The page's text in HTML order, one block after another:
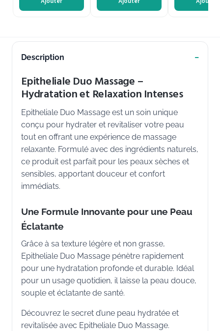
Description
Epitheliale Duo Massage –
Hydratation et Relaxation Intenses
Epitheliale Duo Massage est un soin unique
conçu pour hydrater et revitaliser votre peau
tout en offrant une expérience de massage
relaxante. Formulé avec des ingrédients naturels,
ce produit est parfait pour les peaux sèches et
sensibles, apportant douceur et confort
immédiats.
Une Formule Innovante pour une Peau
Éclatante
Grâce à sa texture légère et non grasse,
Epitheliale Duo Massage pénètre rapidement
pour une hydratation profonde et durable. Idéal
pour un usage quotidien, il laisse la peau douce,
souple et éclatante de santé.
Découvrez le secret d’une peau hydratée et
revitalisée avec Epitheliale Duo Massage.